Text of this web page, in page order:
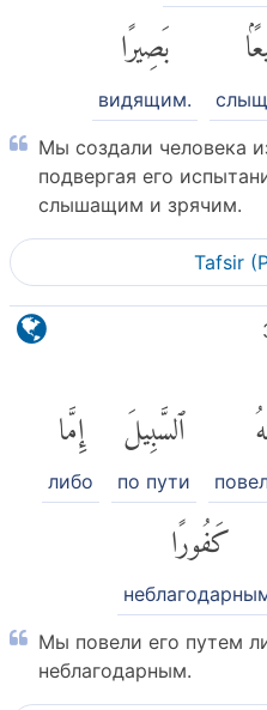
بَصِيرًا
видящим.
Мы создали человека
подвергая его
слышащим и зрячим.
Tafsir
ٱلسَّبِيلَ
по пути
إِمَّا
либо
كَفُورًا
Мы повели его путем
неблагодарным.